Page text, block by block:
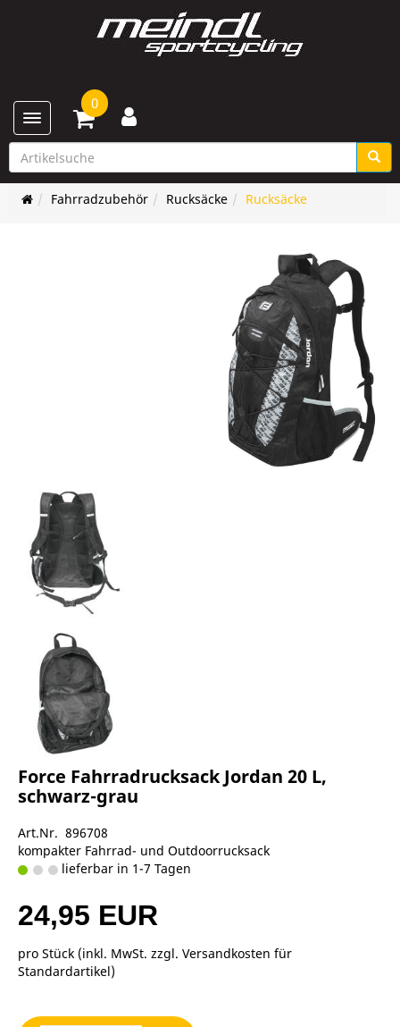
Toggle navigation
0
Fahrradzubehör Rucksäcke Rucksäcke
Force Fahrradrucksack Jordan 20 L,
schwarz-grau
Art.Nr. 896708
kompakter Fahrrad- und Outdoorrucksack
lieferbar in 1-7 Tagen
24,95 EUR
pro Stück (inkl. MwSt. zzgl. Versandkosten für
Standardartikel)